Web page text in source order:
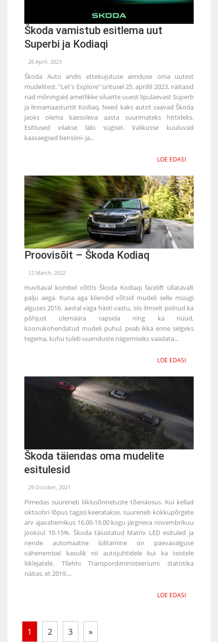
Škoda vamistub esitlema uut
Superbi ja Kodiaqi
26 April, 2023
Škoda Auto andis ettekujutuse aimduse oma uutest
mudelitest. "Let's Explore" üritusel 25. aprillil 2023, näitasid
nad mõningaid ametlikke siluette uuest lipulaevast Superb
ja linnamaasturist Kodiaq. Need kaks autot saavad Škoda
jaoks olema käesoleva aasta suurimateks hittideks.
Esitlused viiakse läbi sügisel. Valikusse kuuluvad
kaasaegsed bensiini- ja...
LOE EDASI
Proovisõit – Škoda Kodiaq
12 March, 2022
Huvitaval kombel võttis Škoda Kodiaqi facelift üllatavalt
palju aega. Kuna aga kliendid võtsid mudeli selle müügi
alguses 2016. aastal väga hästi vastu, siis ilmselt polnud ka
põhjust ülemäära rapsida ning ka nüüd,
koonukohendatud mudeli puhul, peab ikka enne selgeks
tegema, kuhu tuleb uuenduste nägemiseks vaadata...
LOE EDASI
Škoda täiendas oma mudelite
esitulesid
29 October, 2021
Pimedas suureneb liiklusõnnetuste tõenäosus. Kui kellad
oktoobri lõpus tagasi keeratakse, suureneb kokkupõrgete
arv ajavahemikus 16.00-19.00 kogu järgneva novembrikuu
jooksul 10-15%. Škoda täiustatud Matrix LED esituled ja
nende automaatne lülitamine on päevavalguse
vähenemisel kasulik nii autojuhtidele kui ka teistele
liiklejatele. Tšehhi Transpordiministeeriumi statistika
näitas, et 2019....
LOE EDASI
1 2 3 »